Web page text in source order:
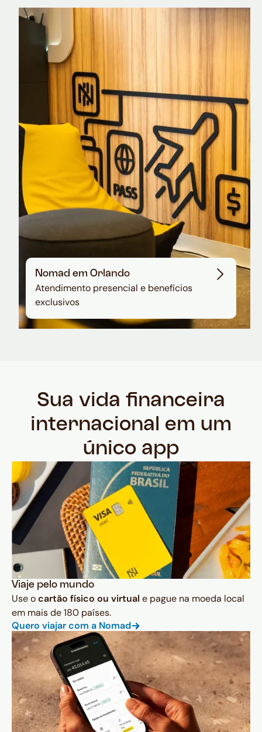
Nomad Explorer
Cartão de crédito brasileiro com cashback
em dólar
Nomad em Orlando
Atendimento presencial e benefícios
exclusivos
Sua vida financeira
internacional em um
único app
Viaje pelo mundo
Use ocartão físico ou virtual e pague na moeda local
em mais de 180 países.
Quero viajar com a Nomad